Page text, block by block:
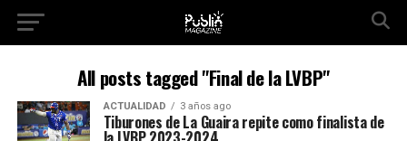
All posts tagged "Final de la LVBP"
ACTUALIDAD 3 años ago
Tiburones de La Guaira repite como finalista de